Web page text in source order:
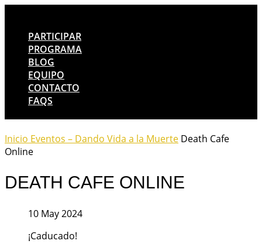
PARTICIPAR
PROGRAMA
BLOG
EQUIPO
CONTACTO
FAQS
Inicio Eventos – Dando Vida a la Muerte Death Cafe
Online
DEATH CAFE ONLINE
10 May 2024
¡Caducado!